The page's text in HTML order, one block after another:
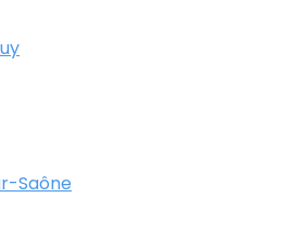
Saône